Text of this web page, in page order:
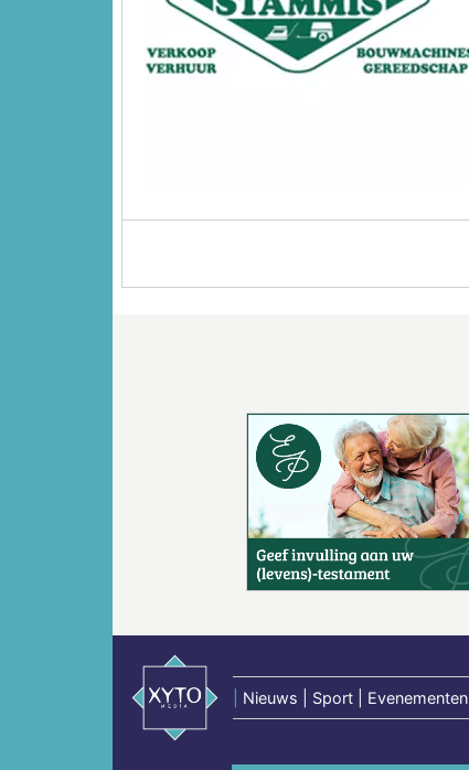
Nieuws | Sport | Evenementen